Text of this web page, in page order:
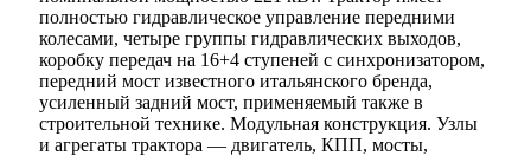
полностью гидравлическое управление передними
колесами, четыре группы гидравлических выходов,
коробку передач на 16+4 ступеней с синхронизатором,
передний мост известного итальянского бренда,
усиленный задний мост, применяемый также в
строительной технике. Модульная конструкция. Узлы
и агрегаты трактора — двигатель, КПП, мосты,